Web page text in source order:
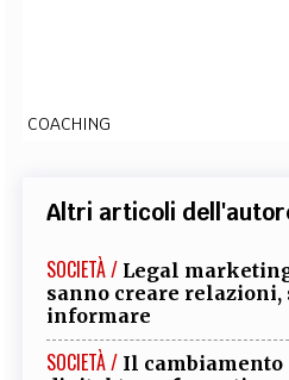
COACHING
Altri articoli
SOCIETÀ / Legal
sanno creare
informare
SOCIETÀ / Il